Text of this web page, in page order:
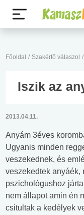
Főoldal / Szakértő válaszol /
Iszik az
2013.04.11.
Anyám 3éves
Ugyanis minden
veszekednek, és
veszekedtek anyáék,
pszichológushoz
nem állapot amin én
csitultak a kedélyek